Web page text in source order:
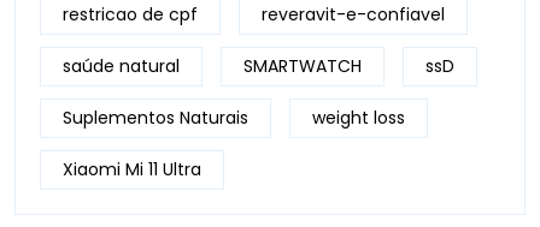
restricao de cpf reveravit-e-confiavel
saúde natural SMARTWATCH ssD
Suplementos Naturais weight loss
Xiaomi Mi 11 Ultra